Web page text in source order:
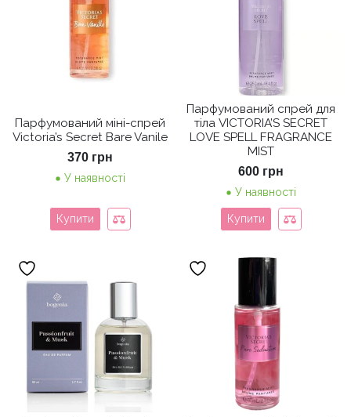
Парфумований міні-спрей
Victoria’s Secret Bare Vanile
370 грн
У наявності
Купити
Парфумований спрей для
тіла VICTORIA’S SECRET
LOVE SPELL FRAGRANCE
MIST
600 грн
У наявності
Купити